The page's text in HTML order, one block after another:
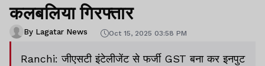
कलबलिया गिरफ्तार
By Lagatar News Oct 15, 2025 03:58 PM
Ranchi: जीएसटी इंटेलीजेंट से फर्जी GST बना कर इनपुट